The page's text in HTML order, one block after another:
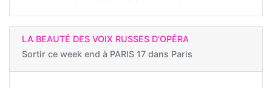
LA BEAUTÉ DES VOIX RUSSES D’OPÉRA
Sortir ce week end à PARIS 17 dans Paris